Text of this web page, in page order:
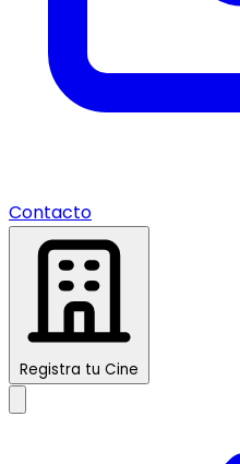
Contacto
Registra tu Cine